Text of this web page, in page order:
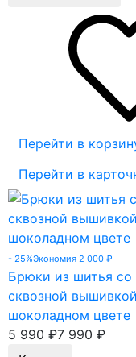
Перейти в
Перейти в
- 25%Экономия 2 000 ₽
Брюки из шитья со
сквозной
шоколадном цвете
5 990 ₽7 990 ₽